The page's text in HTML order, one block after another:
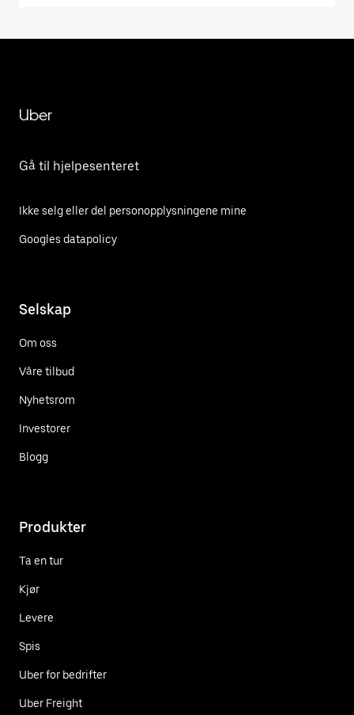
Uber
Gå til hjelpesenteret
Ikke selg eller del personopplysningene mine
Googles datapolicy
Selskap
Om oss
Våre tilbud
Nyhetsrom
Investorer
Blogg
Produkter
Ta en tur
Kjør
Levere
Spis
Uber for bedrifter
Uber Freight